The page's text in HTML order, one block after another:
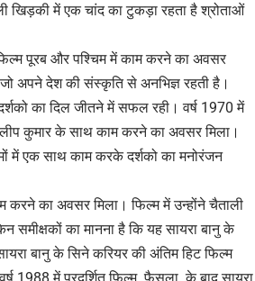
खिड़की में एक चांद का टुकड़ा रहता है श्रोताओं
फिल्म पूरब और पश्चिम में काम करने का अवसर
जो अपने देश की संस्कृति से अनभिज्ञ रहती है।
का दिल जीतने में सफल रही। वर्ष 1970 में
कुमार के साथ काम करने का अवसर मिला।
में एक साथ काम करके दर्शको का मनोरंजन
करने का अवसर मिला। फिल्म में उन्होंने चैताली
समीक्षकों का मानना है कि यह सायरा बानु के
बानु के सिने करियर की अंतिम हिट फिल्म
1988 में प्रदर्शित फिल्म .फैसला. के बाद सायरा